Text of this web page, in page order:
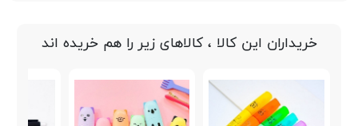
خریداران این کالا ، کالاهای زیر را هم خریده اند